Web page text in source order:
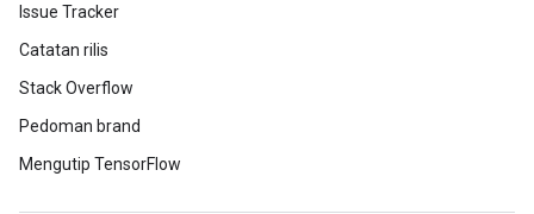
Issue Tracker
Catatan rilis
Stack Overflow
Pedoman brand
Mengutip TensorFlow